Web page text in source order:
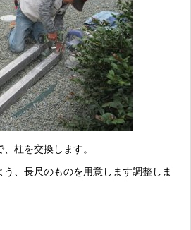
柱を交換します。
、長尺のものを用意します調整しま